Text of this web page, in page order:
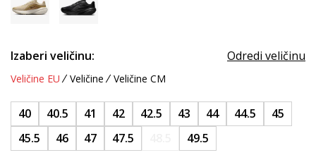
Izaberi veličinu: Odredi veličinu
Veličine EU Veličine Veličine CM
40 40.5 41 42 42.5 43 44 44.5
45
45.5
46 47 47.5 49.5